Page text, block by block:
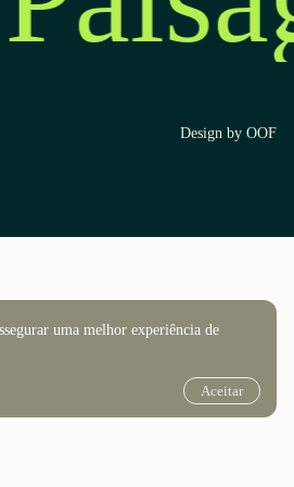
Design by OOF
uma melhor experiência de
Aceitar